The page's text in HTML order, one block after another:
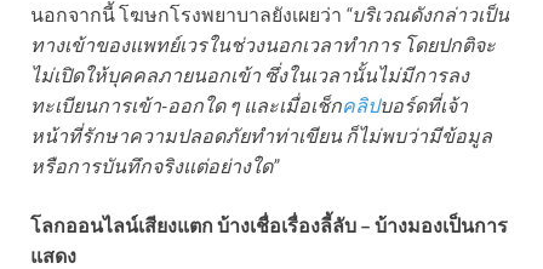
นอกจากนี้ โฆษกโรงพยาบาลยังเผยว่า “บริเวณดังกล่าวเป็น
ทางเข้าของแพทย์เวรในช่วงนอกเวลาทำการ โดยปกติจะ
ไม่เปิดให้บุคคลภายนอกเข้า ซึ่งในเวลานั้นไม่มีการลง
ทะเบียนการเข้า-ออกใด ๆ และเมื่อเช็กคลิปบอร์ดที่เจ้า
หน้าที่รักษาความปลอดภัยทำท่าเขียน ก็ไม่พบว่ามีข้อมูล
หรือการบันทึกจริงแต่อย่างใด”
โลกออนไลน์เสียงแตก บ้างเชื่อเรื่องลี้ลับ – บ้างมองเป็นการ
แสดง